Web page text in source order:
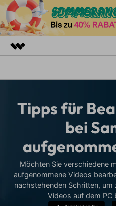
Dienstprogramme
Überblick
Über uns
Presseraum
Shop
Plattformen
Assets
Video/Foto
Audio
Text
Lösungen
Wer
Video-Lösungen
Ressourcen
Hilfe-Center
Tipps für
bei
Möchten Sie verschiedene
aufgenommene Videos
nachstehenden Schritten,
Videos auf dem PC